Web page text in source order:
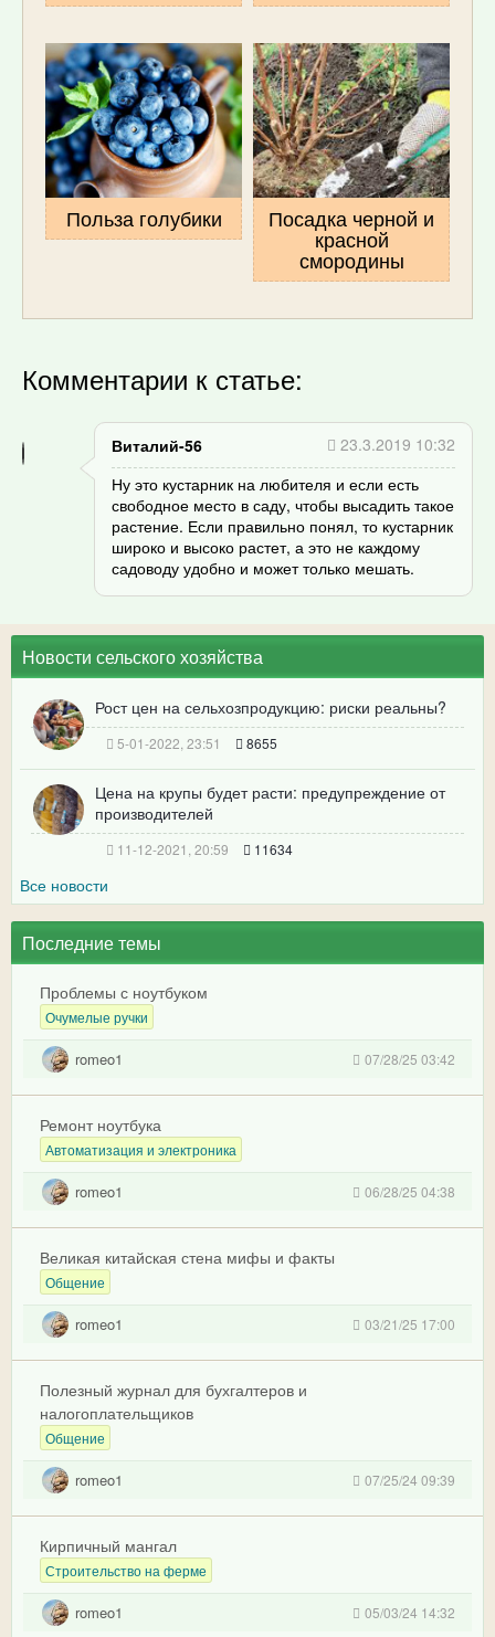
Польза голубики Посадка черной и
красной
смородины
Комментарии к статье:
Виталий-56
23.3.2019 10:32
Ну это кустарник на любителя и если есть
свободное место в саду, чтобы высадить такое
растение. Если правильно понял, то кустарник
широко и высоко растет, а это не каждому
садоводу удобно и может только мешать.
Новости сельского хозяйства
Рост цен на сельхозпродукцию: риски реальны?
5-01-2022, 23:51 8655
Цена на крупы будет расти: предупреждение от
производителей
11-12-2021, 20:59 11634
Все новости
Последние темы
Проблемы с ноутбуком
Очумелые ручки
romeo1 07/28/25 03:42
Ремонт ноутбука
Автоматизация и электроника
romeo1 06/28/25 04:38
Великая китайская стена мифы и факты
Общение
romeo1 03/21/25 17:00
Полезный журнал для бухгалтеров и
налогоплательщиков
Общение
romeo1 07/25/24 09:39
Кирпичный мангал
Строительство на ферме
romeo1 05/03/24 14:32